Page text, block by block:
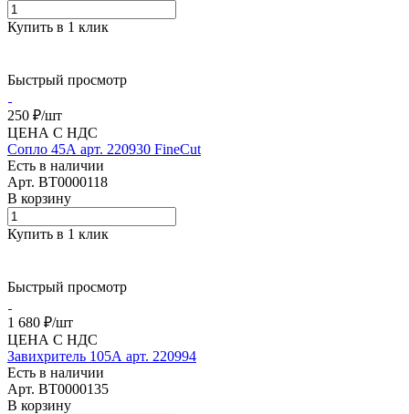
Купить в 1 клик
Быстрый просмотр
250 ₽/шт
ЦЕНА С НДС
Сопло 45А арт. 220930 FineCut
Есть в наличии
Арт. BT0000118
В корзину
Купить в 1 клик
Быстрый просмотр
1 680 ₽/шт
ЦЕНА С НДС
Завихритель 105А арт. 220994
Есть в наличии
Арт. BT0000135
В корзину